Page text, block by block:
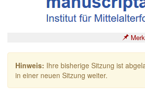
Hinweis: Ihre bisherige Sitzung ist
in einer neuen Sitzung weiter.